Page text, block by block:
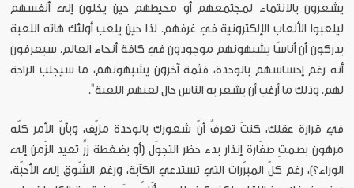
يشعرون بالانتماء لمجتمعهم أو محيطهم حين يخلون إلى أنفسهم
ليلعبوا الألعاب الإلكترونية في غرفهم. لذا حين يلعب أولئك هاته اللعبة
يدركون أن أناسًا يشبهونهم موجودون في كافة أنحاء العالم. سيعرفون
أنه رغم إحساسهم بالوحدة، فثمة آخرون يشبهونهم، ما سيجلب الراحة
لهم. وذلك ما أرغب أن يشعر به الناس حال لعبهم اللعبة".
في قرارة عقلك، كنتَ تعرفُ أنّ شعورك بالوحدة مزيّف، وبأنّ الأمر كلّه
مرهون بصمتِ صفّارة إنذار بدء حظر التجوّل (أو بضغطة زرٍّ تعيد الزّمن إلى
الوراء؟)، رغم كلّ المبرّرات التي تستدعي الكآبة، ورغم الشّوق إلى الأحبّة،